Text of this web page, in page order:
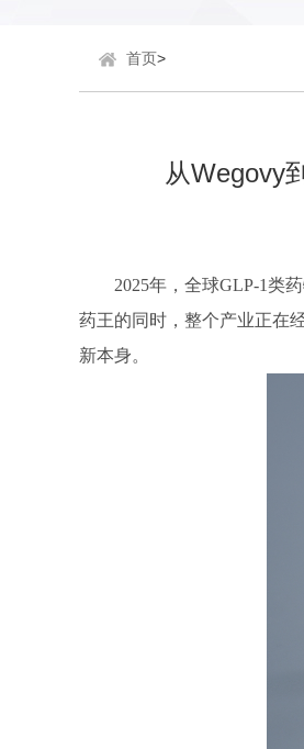
首页>
从Wegovy
2025年，全球GLP-1类
药王的同时，整个产业正在
新本身。